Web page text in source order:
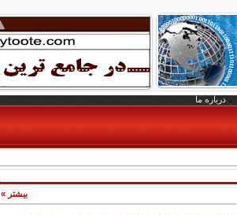
درباره ما
بیشتر »